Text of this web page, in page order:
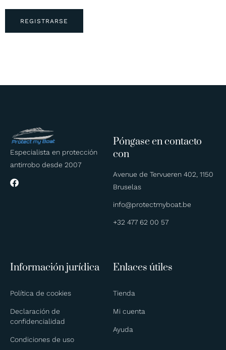
REGISTRARSE
Especialista en protección
antirrobo desde 2007
Póngase en contacto
con
Avenue de Tervueren 402, 1150
Bruselas
info@protectmyboat.be
+32 477 62 00 57
Información jurídica
Política de cookies
Declaración de
confidencialidad
Condiciones de uso
Enlaces útiles
Tienda
Mi cuenta
Ayuda